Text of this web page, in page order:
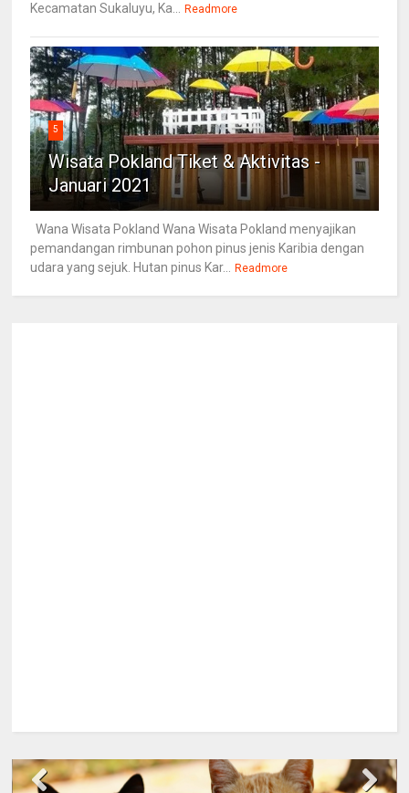
Kecamatan Sukaluyu, Ka... Readmore
5
Wisata Pokland Tiket & Aktivitas -
Januari 2021
Wana Wisata Pokland Wana Wisata Pokland menyajikan
pemandangan rimbunan pohon pinus jenis Karibia dengan
udara yang sejuk. Hutan pinus Kar... Readmore